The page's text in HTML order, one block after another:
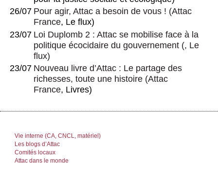
26/07 Pour agir, Attac a besoin de vous ! (Attac
France, Le flux)
23/07 Loi Duplomb 2 : Attac se mobilise face à la
politique écocidaire du gouvernement (, Le
flux)
23/07 Nouveau livre d’Attac : Le partage des
richesses, toute une histoire (Attac
France, Livres)
Vie interne (CA, CNCL, matériel)
Les blogs d’Attac
Comités locaux
Attac dans le monde